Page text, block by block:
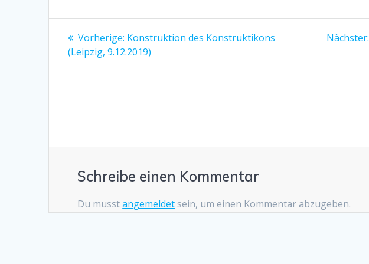
Beitragsnavigation
Vorherige: Vorheriger
Beitrag:
Konstruktion des Konstruktikons
(Leipzig, 9.12.2019)
Nächster:
Schreibe einen Kommentar
Du musstangemeldetsein, um einen Kommentar abzugeben.